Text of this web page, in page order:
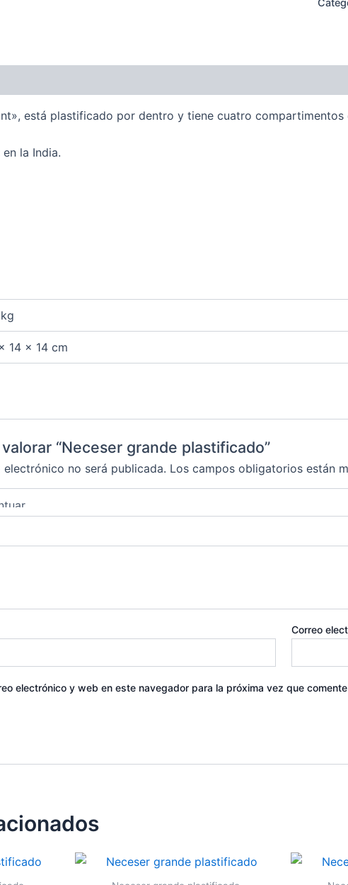
está plastificado por dentro y tiene cuatro compartimentos
la India.
14 × 14 cm
“Neceser grande plastificado”
no será publicada. Los campos obligatorios están
Correo
electrónico y web en este navegador para la próxima vez que